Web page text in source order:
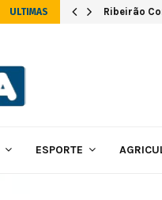
ULTIMAS Ribeirão
ESPORTE